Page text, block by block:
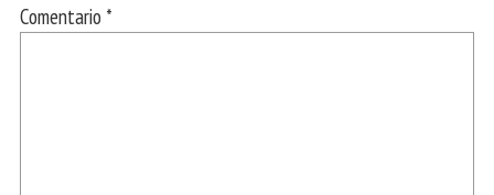
Comentario *